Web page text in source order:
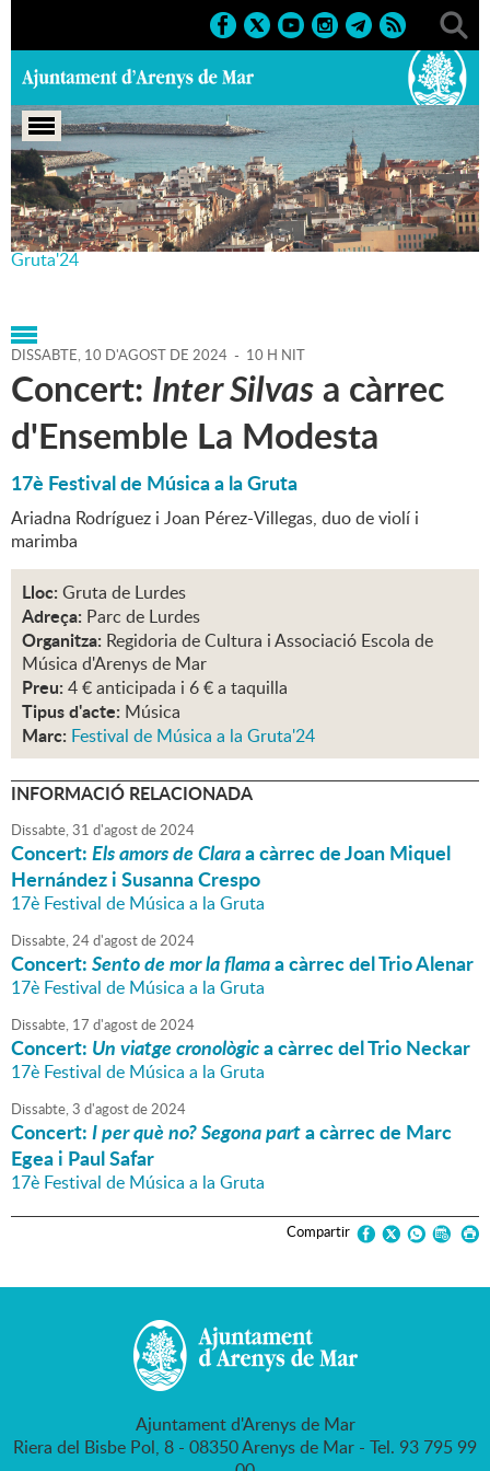
Portada > Agenda > 10-08-
2024 > Marcs > Culturals > 2024 > Festival de Música a la
Gruta'24
DISSABTE, 10 D'AGOST DE 2024 - 10 H NIT
Concert: Inter Silvasa càrrec
d'Ensemble La Modesta
17è Festival de Música a la Gruta
Ariadna Rodríguez i Joan Pérez-Villegas, duo de violí i
marimba
Lloc: Gruta de Lurdes
Adreça: Parc de Lurdes
Organitza: Regidoria de Cultura i Associació Escola de
Música d'Arenys de Mar
Preu: 4 € anticipada i 6 € a taquilla
Tipus d'acte: Música
Marc: Festival de Música a la Gruta'24
INFORMACIÓ RELACIONADA
Dissabte,31 d'agostde2024
Concert:Els amors de Claraa càrrec de Joan Miquel
Hernández i Susanna Crespo
17è Festival de Música a la Gruta
Dissabte,24d'agostde2024
Concert:Sento de mor la flamaa càrrec del Trio Alenar
17è Festival de Música a la Gruta
Dissabte, 17 d'agostde2024
Concert: Un viatge cronològica càrrec del Trio Neckar
17è Festival de Música a la Gruta
Dissabte,3 d'agostde2024
Concert:I per què no? Segona parta càrrec de Marc
Egea i Paul Safar
17è Festival de Música a la Gruta
Compartir
Ajuntament d'Arenys de Mar
Riera del Bisbe Pol, 8 - 08350 Arenys de Mar - Tel. 93 795 99